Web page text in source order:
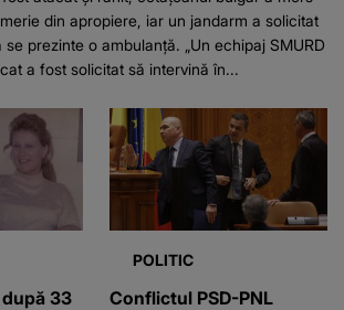
din apropiere, iar un jandarm a solicitat
prezinte o ambulanță. „Un echipaj SMURD
a fost solicitat să intervină în...
33
POLITIC
Conflictul PSD-PNL